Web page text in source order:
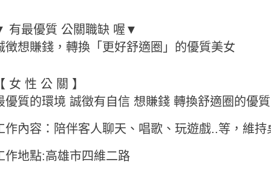
有最優質 公關職缺 喔▼
徴想賺錢，轉換「更好舒適圈」的優質美女
【 女 性 公 關 】
優質的環境 誠徵有自信 想賺錢 轉換舒適圈的優
作內容：陪伴客人聊天、唱歌、玩遊戲..等，維持
作地點:高雄市四維二路